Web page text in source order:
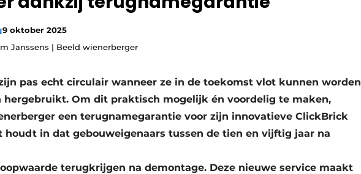
9 oktober 2025
Janssens | Beeld wienerberger
pas echt circulair wanneer ze in de toekomst vlot kunnen worden
hergebruikt. Om dit praktisch mogelijk én voordelig te maken,
een terugnamegarantie voor zijn innovatieve ClickBrick
houdt in dat gebouweigenaars tussen de tien en vijftig jaar na
terugkrijgen na demontage. Deze nieuwe service maakt